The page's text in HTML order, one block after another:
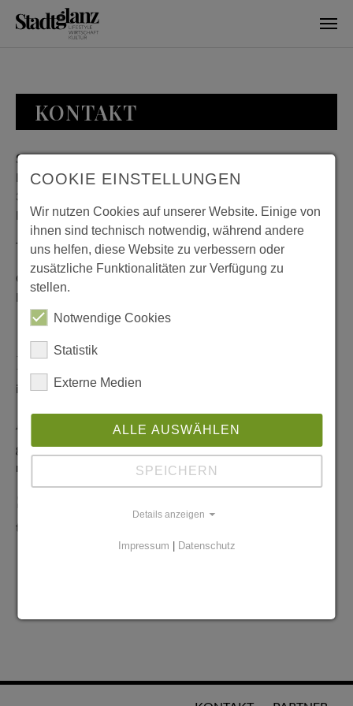
KONTAKT
Stadtglanz / mediaworld GmbH
Bankplatz 8
38100 Braunschweig
Deutschland
Telefon: 0531 482010-20
Geschäftszeiten: Montag bis Donnerstag 08:00 bis 18:00;
Freitag 08:00 bis 15:00
Redaktionelle Anfragen
info@stadtglanz.de
Anzeigen-Service
graen@mediaworldgmbh.deoder
meyer@mediaworldgmbh.de
tipps@stadtglanz.de
COOKIE EINSTELLUNGEN
Wir nutzen Cookies auf unserer Website. Einige von
ihnen sind technisch notwendig, während andere
uns helfen, diese Website zu verbessern oder
zusätzliche Funktionalitäten zur Verfügung zu
stellen.
Notwendige Cookies
Statistik
Externe Medien
ALLE AUSWÄHLEN
SPEICHERN
Details anzeigen
Impressum | Datenschutz